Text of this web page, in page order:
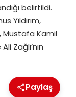
belirtildi.
Yıldırım,
Mustafa Kamil
Zağlı’nın
Paylaş